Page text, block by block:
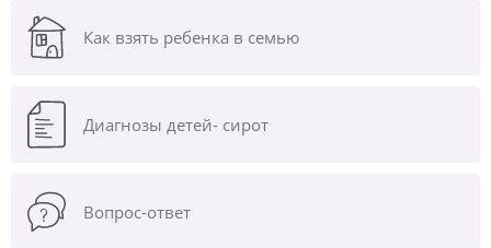
Как взять ребенка в семью
Диагнозы детей- сирот
Вопрос-ответ